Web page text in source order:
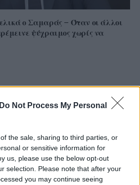
Do Not Process My Personal
the sale, sharing to third parties, or
or sensitive information for
us, please use the below opt-out
selection. Please note that after your
you may continue seeing
ο Σαμαράς – Όταν οι άλλοι
ψύχραιμος χωρίς να